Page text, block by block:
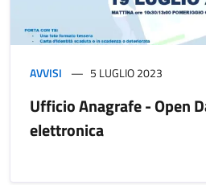
AVVISI 5 LUGLIO 2023
Ufficio Anagrafe - Open
elettronica